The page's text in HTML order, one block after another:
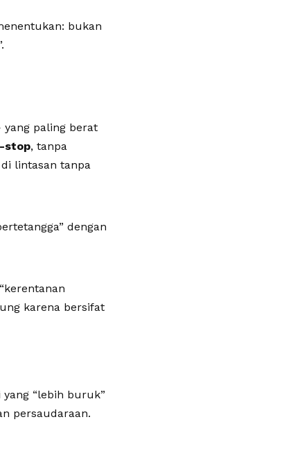
bukan
paling berat
stop, tanpa
lintasan tanpa
dengan
karena bersifat
“lebih buruk”
persaudaraan.